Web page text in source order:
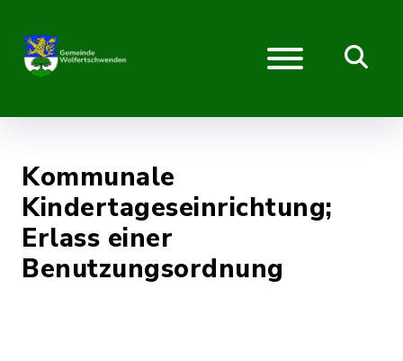
Kommunale
Kindertageseinrichtung;
Erlass einer
Benutzungsordnung